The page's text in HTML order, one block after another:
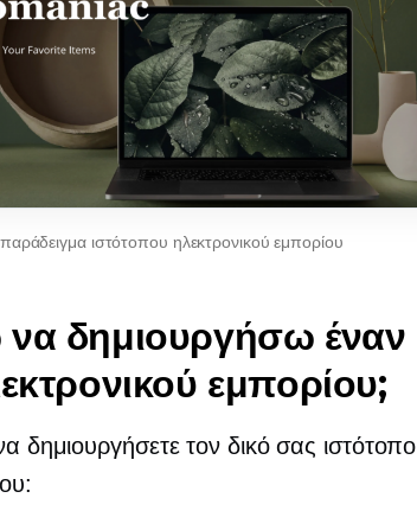
ιστότοπου ηλεκτρονικού εμπορίου
δημιουργήσω έναν
εμπορίου;
δημιουργήσετε τον δικό σας ιστότοπο